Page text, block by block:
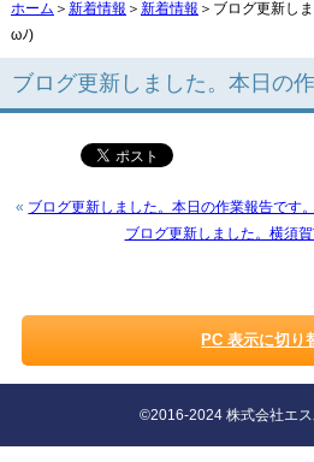
ホーム ＞ 新着情報 ＞ 新着情報 ＞ブログ更新し
ωﾉ)
ブログ更新しました。本日の
« ブログ更新しました。本日の作業報告です
ブログ更新しました。横須
PC 表示に切り
©2016-2024 株式会社エス